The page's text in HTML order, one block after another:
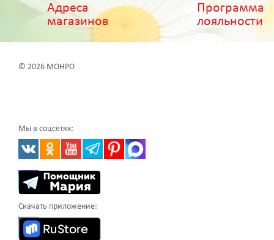
Адреса
магазинов
Программа
лояльности
© 2026 МОНРО
Мы в соцсетях:
Скачать приложение: